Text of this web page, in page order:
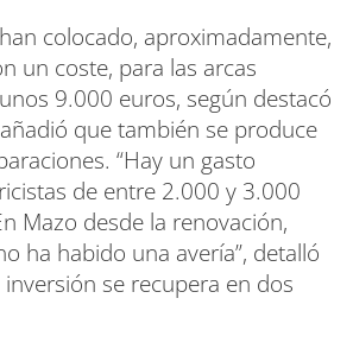
colocado, aproximadamente,
un coste, para las arcas
9.000 euros, según destacó
que también se produce
“Hay un gasto
de entre 2.000 y 3.000
Mazo desde la renovación,
ha habido una avería”, detalló
se recupera en dos